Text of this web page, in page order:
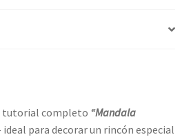
tutorial completo “Mandala
para decorar un rincón especial